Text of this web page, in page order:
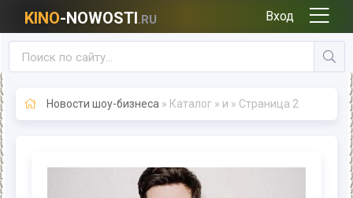
KINO-NOWOSTI.RU Вход
Новости шоу-бизнеса » Каталог » и » Страница 2